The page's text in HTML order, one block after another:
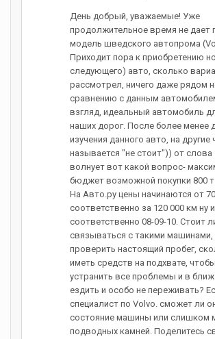
День добрый, уважаемые! Уже
продолжительное время не дает
модель шведского автопрома
Приходит пора к приобретению
следующего) авто, сколько
рассмотрел, ничего даже рядом
сравнению с данным
взгляд, идеальный автомобиль
наших дорог. После более менее
изучения данного авто, на другие
называется "не стоит")) от
волнует вот какой вопрос-
бюджет возможной покупки 800
На Авто.ру цены начинаются от
соответственно за 120 000 км ну
соответственно 08-09-10. Стоит
связываться с такими
проверить настоящий пробег,
иметь средств на подхвате,
устранить все проблемы и в
ездить и особо не переживать?
специалист по Volvo. сможет ли
состояние машины или слишком
подводных камней. Поделитесь